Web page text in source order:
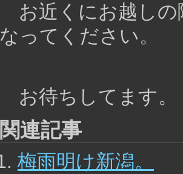
お近くにお越しの
なってください。
お待ちしてます。
関連記事
梅雨明け新潟。